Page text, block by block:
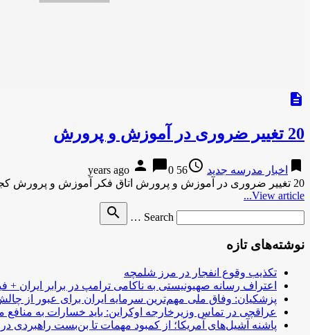
description
20 تغییر ضروری در آموزش و پرورش
bookmark اخبار مدرسه جدید access_time
56 years ago
person chat_bubble0
20 تغییر ضروری در آموزش و پرورش اتاق فکر آموزش و پرورش کجاست؟ برای بزرگترین دستگاه اجرایی کشور که بالاترین …
View article...
Search …
search
نوشته‌های تازه
تکذیب وقوع انفجار در مرز شلمچه
اعتراف رسانه صهیونیستی به ناکامی ترامپ در برابر ایران +
پزشکیان: وفاق ملی مهم‌ترین سرمایه ایران برای عبور از
عراقچی در تماس وزیرخارجه اوکراین: باید خسارات به منافع
پاشنه آشیل‌های آمریکا؛ از کمبود مهمات تا بن‌بست راهبردی در